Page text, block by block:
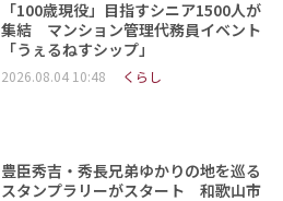
「100歳現役」目指すシニア1500人が
集結 マンション管理代務員イベント
「うぇるねすシップ」
2026.08.04 10:48 くらし
豊臣秀吉・秀長兄弟ゆかりの地を巡る
スタンプラリーがスタート 和歌山市